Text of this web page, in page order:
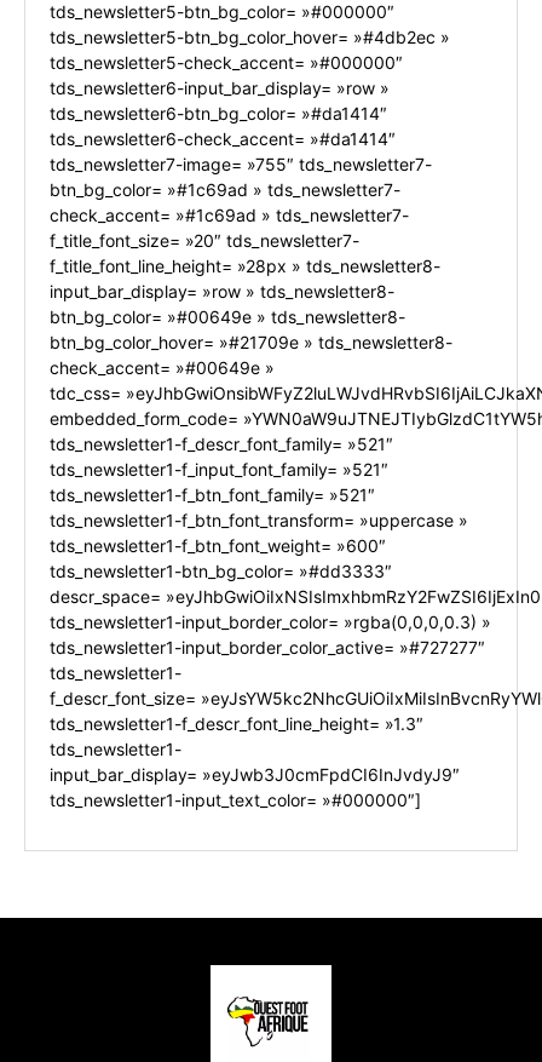
tds_newsletter5-btn_bg_color= »#000000″
tds_newsletter5-btn_bg_color_hover= »#4db2ec »
tds_newsletter5-check_accent= »#000000″
tds_newsletter6-input_bar_display= »row »
tds_newsletter6-btn_bg_color= »#da1414″
tds_newsletter6-check_accent= »#da1414″
tds_newsletter7-image= »755″ tds_newsletter7-
btn_bg_color= »#1c69ad » tds_newsletter7-
check_accent= »#1c69ad » tds_newsletter7-
f_title_font_size= »20″ tds_newsletter7-
f_title_font_line_height= »28px » tds_newsletter8-
input_bar_display= »row » tds_newsletter8-
btn_bg_color= »#00649e » tds_newsletter8-
btn_bg_color_hover= »#21709e » tds_newsletter8-
check_accent= »#00649e »
tdc_css=
embedded_form_code=
tds_newsletter1-f_descr_font_family= »521″
tds_newsletter1-f_input_font_family= »521″
tds_newsletter1-f_btn_font_family= »521″
tds_newsletter1-f_btn_font_transform= »uppercase »
tds_newsletter1-f_btn_font_weight= »600″
tds_newsletter1-btn_bg_color= »#dd3333″
descr_space=
tds_newsletter1-input_border_color= »rgba(0,0,0,0.3) »
tds_newsletter1-input_border_color_active= »#727277″
tds_newsletter1-
f_descr_font_size=
tds_newsletter1-f_descr_font_line_height= »1.3″
tds_newsletter1-
input_bar_display= »eyJwb3J0cmFpdCI6InJvdyJ9″
tds_newsletter1-input_text_color= »#000000″]